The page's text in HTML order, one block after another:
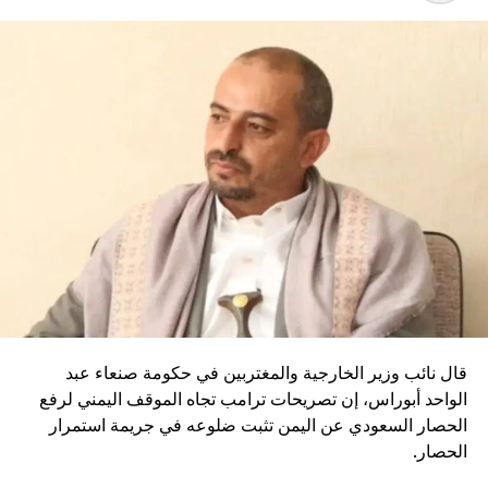
لوقف حرب غزة. لكن هذا هو الحساب السياسي، ماذا عن حساب
الشراكات — نيو ميد وريشيو، وشيفرون المالكة للحقل؟”.
وتابع التقرير: “هل كان من الممكن أن يزيد التصدير إلى أوروبا
قبل سنوات من أرباحهم؟ بالتأكيد. لكن تصدير الغاز، إلى جانب
التساؤلات حول كمية الغاز المتبقية للأجيال القادمة ووجهة
التصدير، هي مسائل سياسية. قطاع الغاز والنفط العالمي بشكل
عام منخرط في السياسة. أولئك الذين يملكون حقل ليفياثان قد
انحازوا إلى السياسة”.
وأضاف التقرير أنه وفقًا لأحدث التقارير، تُجري الحكومة المصرية
محادثات لشحن كميات إضافية من الغاز المسال شهريًا من
منشأة إدكو بمحافظة دمياط للتسييل، بدءًا من نوفمبر وحتى
نهاية مارس. وتأتي هذه الخطوة في إطار جهود لتعزيز التعاون مع
الشركات الأجنبية وضمان حصولها على حصة من صادرات الإنتاج
المشترك.
وأضاف التقرير أنه لا يتعلق الأمر باستخدام صادرات الغاز
قال نائب وزير الخارجية والمغتربين في حكومة صنعاء عبد
الواحد أبوراس، إن تصريحات ترامب تجاه الموقف اليمني لرفع
الحصار السعودي عن اليمن تثبت ضلوعه في جريمة استمرار
الحصار.